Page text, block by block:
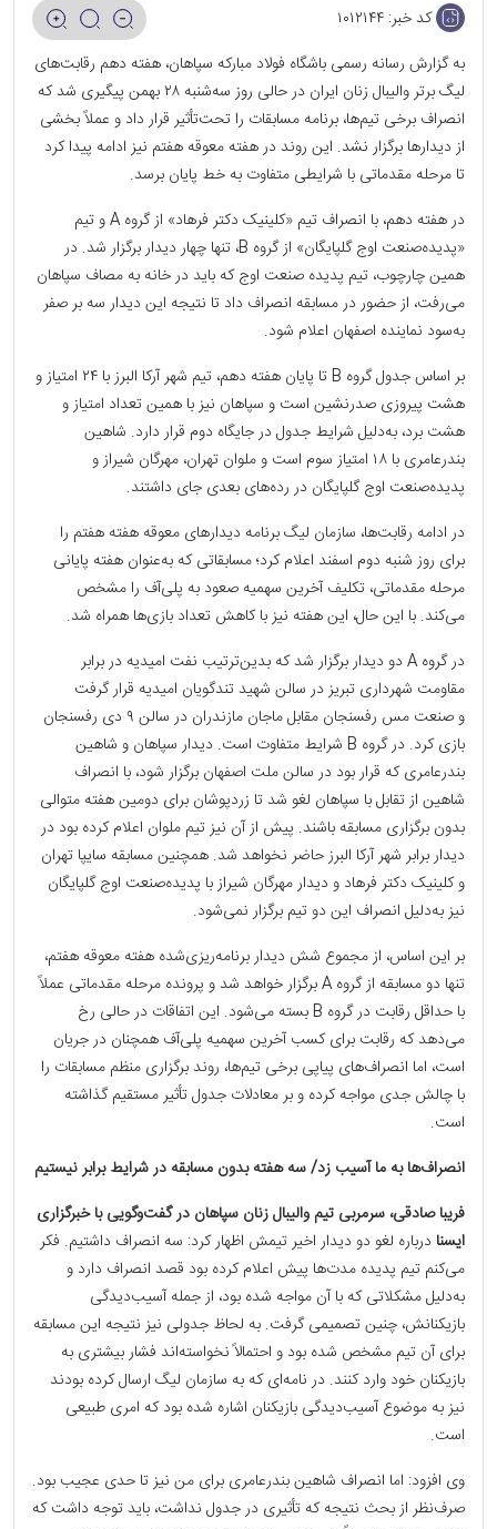
کد خبر: ۱۰۱۲۱۴۴
به گزارش رسانه رسمی باشگاه فولاد مبارکه سپاهان، هفته دهم رقابت‌های
لیگ برتر والیبال زنان ایران در حالی روز سه‌شنبه ۲۸ بهمن پیگیری شد که
انصراف برخی تیم‌ها، برنامه مسابقات را تحت‌تأثیر قرار داد و عملاً بخشی
از دیدارها برگزار نشد. این روند در هفته معوقه هفتم نیز ادامه پیدا کرد
تا مرحله مقدماتی با شرایطی متفاوت به خط پایان برسد.
در هفته دهم، با انصراف تیم «کلینیک دکتر فرهاد» از گروه A و تیم
«پدیده‌صنعت اوج گلپایگان» از گروه B، تنها چهار دیدار برگزار شد. در
همین چارچوب، تیم پدیده صنعت اوج که باید در خانه به مصاف سپاهان
می‌رفت، از حضور در مسابقه انصراف داد تا نتیجه این دیدار سه بر صفر
به‌سود نماینده اصفهان اعلام شود.
بر اساس جدول گروه B تا پایان هفته دهم، تیم شهر آرکا البرز با ۲۴ امتیاز و
هشت پیروزی صدرنشین است و سپاهان نیز با همین تعداد امتیاز و
هشت برد، به‌دلیل شرایط جدول در جایگاه دوم قرار دارد. شاهین
بندرعامری با ۱۸ امتیاز سوم است و ملوان تهران، مهرگان شیراز و
پدیده‌صنعت اوج گلپایگان در رده‌های بعدی جای داشتند.
در ادامه رقابت‌ها، سازمان لیگ برنامه دیدارهای معوقه هفته هفتم را
برای روز شنبه دوم اسفند اعلام کرد؛ مسابقاتی که به‌عنوان هفته پایانی
مرحله مقدماتی، تکلیف آخرین سهمیه صعود به پلی‌آف را مشخص
می‌کند. با این حال، این هفته نیز با کاهش تعداد بازی‌ها همراه شد.
در گروه A دو دیدار برگزار شد که بدین‌ترتیب نفت امیدیه در برابر
مقاومت شهرداری تبریز در سالن شهید تندگویان امیدیه قرار گرفت
و صنعت مس رفسنجان مقابل ماجان مازندران در سالن ۹ دی رفسنجان
بازی کرد. در گروه B شرایط متفاوت است. دیدار سپاهان و شاهین
بندرعامری که قرار بود در سالن ملت اصفهان برگزار شود، با انصراف
شاهین از تقابل با سپاهان لغو شد تا زردپوشان برای دومین هفته متوالی
بدون برگزاری مسابقه باشند. پیش از آن نیز تیم ملوان اعلام کرده بود در
دیدار برابر شهر آرکا البرز حاضر نخواهد شد. همچنین مسابقه سایپا تهران
و کلینیک دکتر فرهاد و دیدار مهرگان شیراز با پدیده‌صنعت اوج گلپایگان
نیز به‌دلیل انصراف این دو تیم برگزار نمی‌شود.
بر این اساس، از مجموع شش دیدار برنامه‌ریزی‌شده هفته معوقه هفتم،
تنها دو مسابقه از گروه A برگزار خواهد شد و پرونده مرحله مقدماتی عملاً
با حداقل رقابت در گروه B بسته می‌شود. این اتفاقات در حالی رخ
می‌دهد که رقابت برای کسب آخرین سهمیه پلی‌آف همچنان در جریان
است، اما انصراف‌های پیاپی برخی تیم‌ها، روند برگزاری منظم مسابقات را
با چالش جدی مواجه کرده و بر معادلات جدول تأثیر مستقیم گذاشته
است.
انصراف‌ها به ما آسیب زد/ سه هفته بدون مسابقه در شرایط برابر نیستیم
فریبا صادقی، سرمربی تیم والیبال زنان سپاهان درگفت‌و‌گویی با خبرگزاری
ایسنا درباره لغو دو دیدار اخیر تیمش اظهار کرد: سه انصراف داشتیم. فکر
می‌کنم تیم پدیده مدت‌ها پیش اعلام کرده بود قصد انصراف دارد و
به‌دلیل مشکلاتی که با آن مواجه شده بود، از جمله آسیب‌دیدگی
بازیکنانش، چنین تصمیمی گرفت. به لحاظ جدولی نیز نتیجه این مسابقه
برای آن تیم مشخص شده بود و احتمالاً نخواسته‌اند فشار بیشتری به
بازیکنان خود وارد کنند. در نامه‌ای که به سازمان لیگ ارسال کرده بودند
نیز به موضوع آسیب‌دیدگی بازیکنان اشاره شده بود که امری طبیعی
است.
وی افزود: اما انصراف شاهین بندرعامری برای من نیز تا حدی عجیب بود.
صرف‌نظر از بحث نتیجه که تأثیری در جدول نداشت، باید توجه داشت که